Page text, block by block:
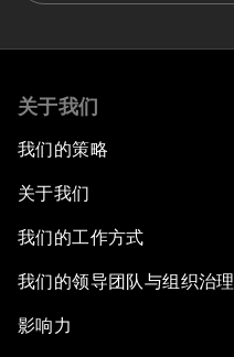
关于我们
我们的策略
关于我们
我们的工作方式
我们的领导团队与组织治理
影响力